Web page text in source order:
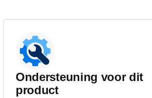
Ondersteuning voor dit
product